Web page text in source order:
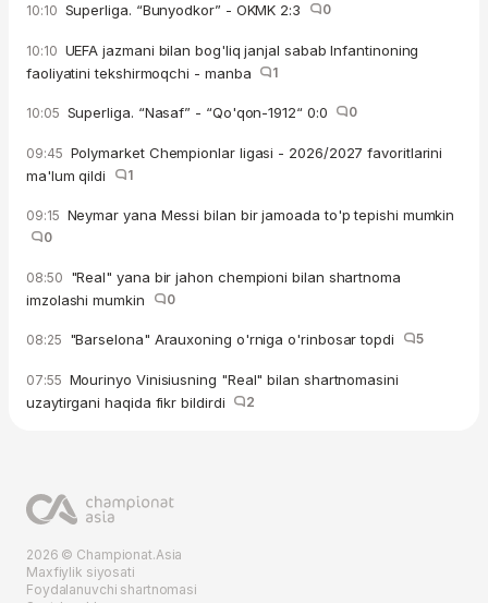
10:10 Superliga. “Bunyodkor” - OKMK 2:3 0
10:10 UEFA jazmani bilan bog'liq janjal sabab Infantinoning
faoliyatini tekshirmoqchi - manba
1
10:05 Superliga. “Nasaf” - “Qo'qon-1912“ 0:0 0
09:45 Polymarket Chempionlar ligasi - 2026/2027 favoritlarini
ma'lum qildi
1
09:15 Neymar yana Messi bilan bir jamoada to'p tepishi mumkin
0
08:50 "Real" yana bir jahon chempioni bilan shartnoma
imzolashi mumkin
0
08:25 "Barselona" Arauxoning o'rniga o'rinbosar topdi 5
07:55 Mourinyo Vinisiusning "Real" bilan shartnomasini
uzaytirgani haqida fikr bildirdi
2
2026 © Championat.Asia
Maxfiylik siyosati
Foydalanuvchi shartnomasi